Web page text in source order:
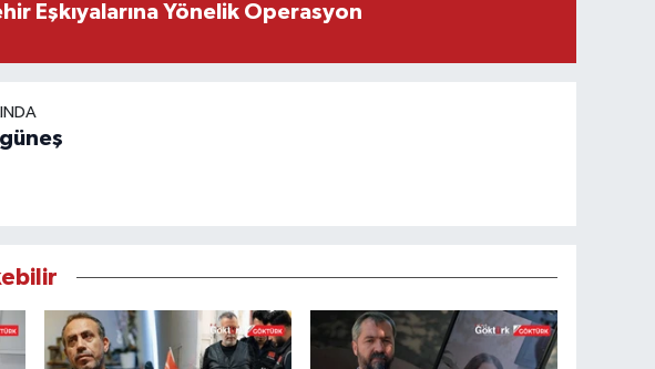
Eşkıyalarına Yönelik Operasyon